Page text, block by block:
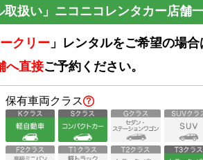
扱い」ニコニコレンタカー店舗
クリー 」レンタルをご希望の場合
へ直接ご予約ください。
保有車両クラス